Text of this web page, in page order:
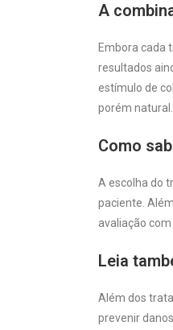
A
Embora cada
resultados
estímulo de
porém natural.
Como
A escolha do
paciente.
avaliação
Leia
Além dos
prevenir